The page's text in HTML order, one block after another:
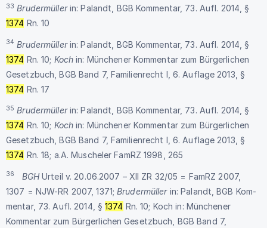
33 Brudermüllerin: Palandt, BGB Kommentar, 73. Aufl. 2014, §
1374 Rn. 10
34 Brudermüllerin: Palandt, BGB Kommentar, 73. Aufl. 2014, §
1374 Rn. 10; Koch in: Münchener Kommentar zum Bürgerlichen
Gesetzbuch, BGB Band 7, Familienrecht I, 6. Auflage 2013, §
1374 Rn. 17
35 Brudermüllerin: Palandt, BGB Kommentar, 73. Aufl. 2014, §
1374 Rn. 10; Koch in: Münchener Kommentar zum Bürgerlichen
Gesetzbuch, BGB Band 7, Familienrecht I, 6. Auflage 2013, §
1374 Rn. 18; a.A. Muscheler FamRZ 1998, 265
36 BGHUrteil v. 20.06.2007 – XII ZR 32/05 = FamRZ 2007,
1307 = NJW-RR 2007, 1371;Brudermüllerin: Palandt, BGB Kom-
mentar, 73. Aufl. 2014, §1374 Rn. 10; Koch in: Münchener
Kommentar zum Bürgerlichen Gesetzbuch, BGB Band 7,